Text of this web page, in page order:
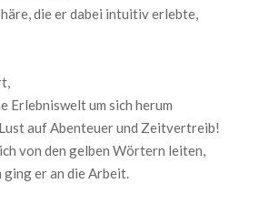
die er dabei intuitiv erlebte,
Erlebniswelt um sich herum
auf Abenteuer und Zeitvertreib!
von den gelben Wörtern leiten,
er an die Arbeit.